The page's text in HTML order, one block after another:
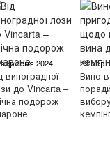
2024
виноградної
до Vincarta –
подорож
29
Вино